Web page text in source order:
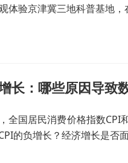
体验京津冀三地科普基地
长：哪些原因导致
全国居民消费价格指数
的负增长？经济增长是否